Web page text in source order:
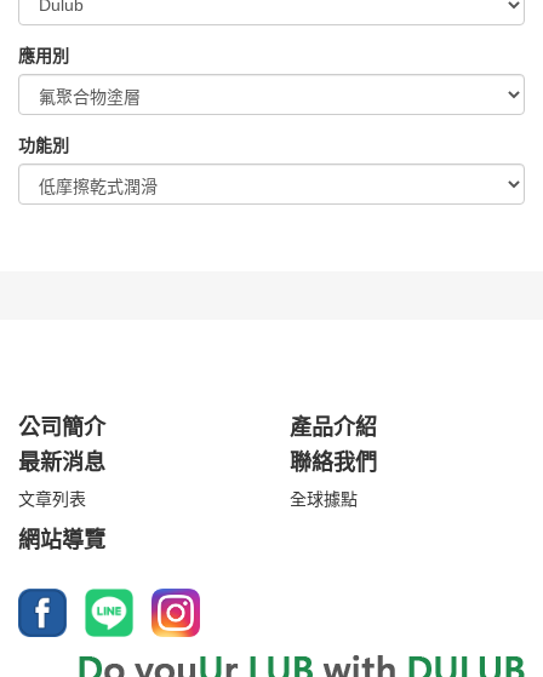
應用別
功能別
公司簡介
產品介紹
最新消息
文章列表
聯絡我們
全球據點
網站導覽